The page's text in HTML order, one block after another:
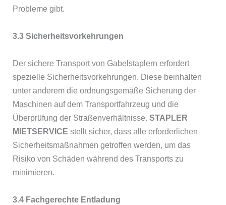
Probleme gibt.
3.3 Sicherheitsvorkehrungen
Der sichere Transport von Gabelstaplern erfordert
spezielle Sicherheitsvorkehrungen. Diese beinhalten
unter anderem die ordnungsgemäße Sicherung der
Maschinen auf dem Transportfahrzeug und die
Überprüfung der Straßenverhältnisse. STAPLER
MIETSERVICE stellt sicher, dass alle erforderlichen
Sicherheitsmaßnahmen getroffen werden, um das
Risiko von Schäden während des Transports zu
minimieren.
3.4 Fachgerechte Entladung